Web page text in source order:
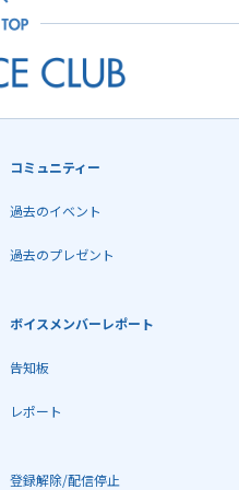
コミュニティー
過去のイベント
過去のプレゼント
ボイスメンバーレポート
告知板
レポート
登録解除/配信停止